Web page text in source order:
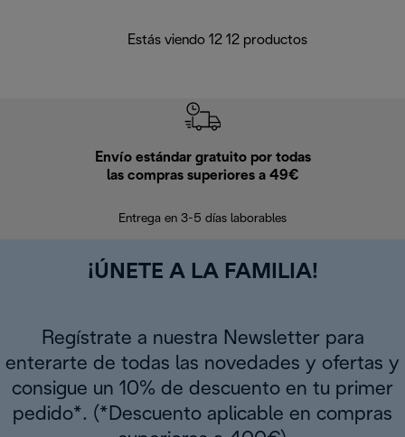
Estás viendo 12 12 productos
Envío estándar gratuito por todas
las compras superiores a 49€
Entrega en 3-5 días laborables
¡ÚNETE A LA FAMILIA!
Regístrate a nuestra Newsletter para
enterarte de todas las novedades y ofertas y
consigue un 10% de descuento en tu primer
pedido*. (*Descuento aplicable en compras